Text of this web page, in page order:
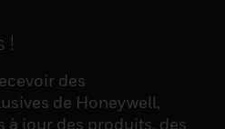
!
des
de Honeywell,
à jour des produits, des